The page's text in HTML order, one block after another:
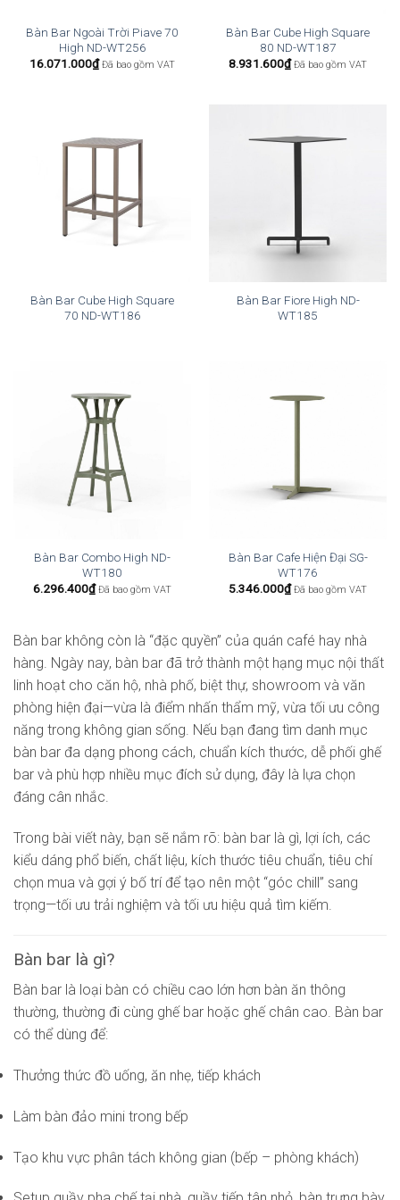
Bàn Bar Ngoài Trời Piave 70
High ND-WT256
16.071.000₫ Đã bao gồm VAT
Bàn Bar Cube High Square
80 ND-WT187
8.931.600₫ Đã bao gồm VAT
Bàn Bar Cube High Square
70 ND-WT186
Bàn Bar Fiore High ND-
WT185
Bàn Bar Combo High ND-
WT180
6.296.400₫ Đã bao gồm VAT
Bàn Bar Cafe Hiện Đại SG-
WT176
5.346.000₫ Đã bao gồm VAT
Bàn bar không còn là “đặc quyền” của quán café hay nhà
hàng. Ngày nay, bàn bar đã trở thành một hạng mục nội thất
linh hoạt cho căn hộ, nhà phố, biệt thự, showroom và văn
phòng hiện đại—vừa là điểm nhấn thẩm mỹ, vừa tối ưu công
năng trong không gian sống. Nếu bạn đang tìm danh mục
bàn bar đa dạng phong cách, chuẩn kích thước, dễ phối ghế
bar và phù hợp nhiều mục đích sử dụng, đây là lựa chọn
đáng cân nhắc.
Trong bài viết này, bạn sẽ nắm rõ: bàn bar là gì, lợi ích, các
kiểu dáng phổ biến, chất liệu, kích thước tiêu chuẩn, tiêu chí
chọn mua và gợi ý bố trí để tạo nên một “góc chill” sang
trọng—tối ưu trải nghiệm và tối ưu hiệu quả tìm kiếm.
Bàn bar là gì?
Bàn bar là loại bàn có chiều cao lớn hơn bàn ăn thông
thường, thường đi cùng ghế bar hoặc ghế chân cao. Bàn bar
có thể dùng để:
Thưởng thức đồ uống, ăn nhẹ, tiếp khách
Làm bàn đảo mini trong bếp
Tạo khu vực phân tách không gian (bếp – phòng khách)